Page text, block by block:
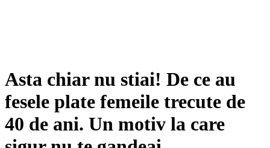
Asta chiar nu stiai! De ce au
fesele plate femeile trecute de
40 de ani. Un motiv la care